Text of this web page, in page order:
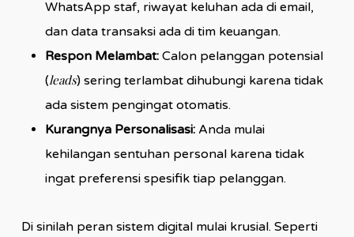
WhatsApp staf, riwayat keluhan ada di email,
dan data transaksi ada di tim keuangan.
Respon Melambat:Calon pelanggan potensial
(leads) sering terlambat dihubungi karena tidak
ada sistem pengingat otomatis.
Kurangnya Personalisasi:Anda mulai
kehilangan sentuhan personal karena tidak
ingat preferensi spesifik tiap pelanggan.
Di sinilah peran sistem digital mulai krusial. Seperti